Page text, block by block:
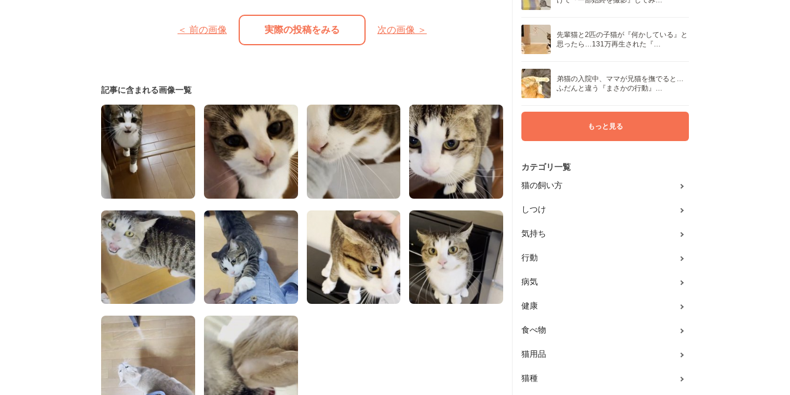
＜ 前の画像 実際の投稿をみる 次の画像 ＞
記事に含まれる画像一覧
先輩猫と2匹の子猫が『何かしている』と
思ったら…131万再生された『…
弟猫の入院中、ママが兄猫を撫でると…
ふだんと違う『まさかの行動』…
もっと見る
カテゴリ一覧
猫の飼い方
しつけ
気持ち
行動
病気
健康
食べ物
猫用品
猫種